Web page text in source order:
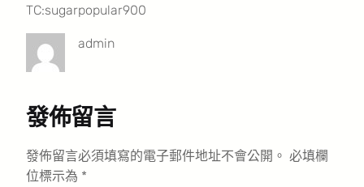
TC:sugarpopular900
admin
發佈留言
發佈留言必須填寫的電子郵件地址不會公開。 必填欄
位標示為 *